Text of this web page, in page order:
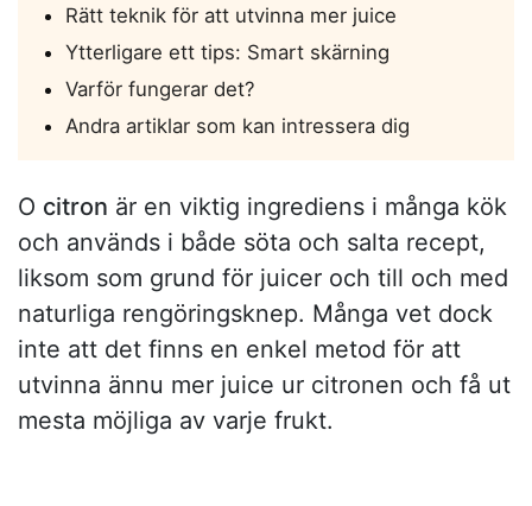
Rätt teknik för att utvinna mer juice
Ytterligare ett tips: Smart skärning
Varför fungerar det?
Andra artiklar som kan intressera dig
O citron är en viktig ingrediens i många kök
och används i både söta och salta recept,
liksom som grund för juicer och till och med
naturliga rengöringsknep. Många vet dock
inte att det finns en enkel metod för att
utvinna ännu mer juice ur citronen och få ut
mesta möjliga av varje frukt.